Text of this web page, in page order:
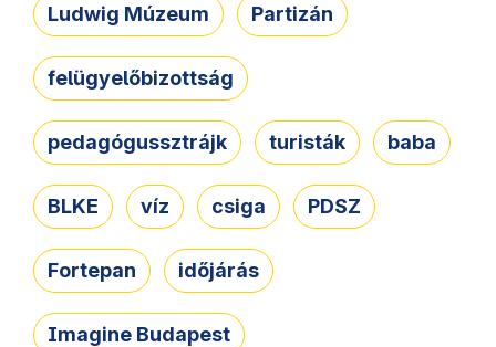
Ludwig Múzeum Partizán
felügyelőbizottság
pedagógussztrájk turisták baba
BLKE víz csiga PDSZ
Fortepan időjárás
Imagine Budapest